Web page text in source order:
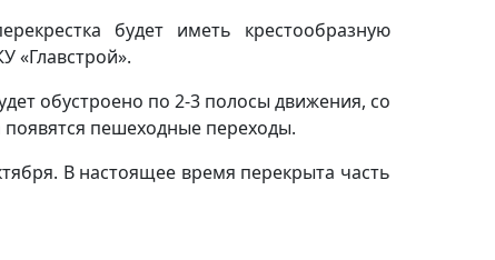
будет иметь крестообразную
обустроено по 2-3 полосы движения, со
появятся пешеходные переходы.
В настоящее время перекрыта часть